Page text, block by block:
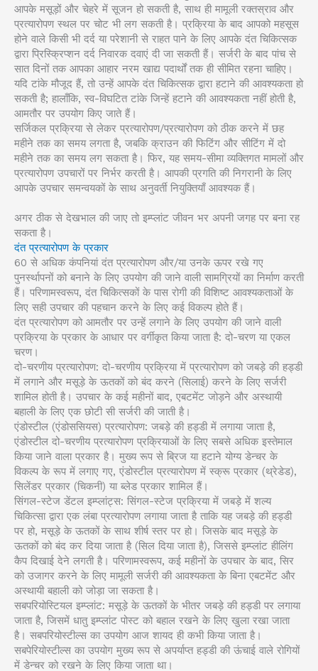
आपके मसूड़ों और चेहरे में सूजन हो सकती है, साथ ही मामूली रक्तस्राव और
प्रत्यारोपण स्थल पर चोट भी लग सकती है। प्रक्रिया के बाद आपको महसूस
होने वाले किसी भी दर्द या परेशानी से राहत पाने के लिए आपके दंत चिकित्सक
द्वारा प्रिस्क्रिप्शन दर्द निवारक दवाएं दी जा सकती हैं। सर्जरी के बाद पांच से
सात दिनों तक आपका आहार नरम खाद्य पदार्थों तक ही सीमित रहना चाहिए।
यदि टांके मौजूद हैं, तो उन्हें आपके दंत चिकित्सक द्वारा हटाने की आवश्यकता हो
सकती है; हालाँकि, स्व-विघटित टांके जिन्हें हटाने की आवश्यकता नहीं होती है,
आमतौर पर उपयोग किए जाते हैं।
सर्जिकल प्रक्रिया से लेकर प्रत्यारोपण/प्रत्यारोपण को ठीक करने में छह
महीने तक का समय लगता है, जबकि क्राउन की फिटिंग और सीटिंग में दो
महीने तक का समय लग सकता है। फिर, यह समय-सीमा व्यक्तिगत मामलों और
प्रत्यारोपण उपचारों पर निर्भर करती है। आपकी प्रगति की निगरानी के लिए
आपके उपचार समन्वयकों के साथ अनुवर्ती नियुक्तियाँ आवश्यक हैं।
अगर ठीक से देखभाल की जाए तो इम्प्लांट जीवन भर अपनी जगह पर बना रह
सकता है।
दंत प्रत्यारोपण के प्रकार
60 से अधिक कंपनियां दंत प्रत्यारोपण और/या उनके ऊपर रखे गए
पुनर्स्थापनों को बनाने के लिए उपयोग की जाने वाली सामग्रियों का निर्माण करती
हैं। परिणामस्वरूप, दंत चिकित्सकों के पास रोगी की विशिष्ट आवश्यकताओं के
लिए सही उपचार की पहचान करने के लिए कई विकल्प होते हैं।
दंत प्रत्यारोपण को आमतौर पर उन्हें लगाने के लिए उपयोग की जाने वाली
प्रक्रिया के प्रकार के आधार पर वर्गीकृत किया जाता है: दो-चरण या एकल
चरण।
दो-चरणीय प्रत्यारोपण: दो-चरणीय प्रक्रिया में प्रत्यारोपण को जबड़े की हड्डी
में लगाने और मसूड़े के ऊतकों को बंद करने (सिलाई) करने के लिए सर्जरी
शामिल होती है। उपचार के कई महीनों बाद, एबटमेंट जोड़ने और अस्थायी
बहाली के लिए एक छोटी सी सर्जरी की जाती है।
एंडोस्टील (एंडोससियस) प्रत्यारोपण: जबड़े की हड्डी में लगाया जाता है,
एंडोस्टील दो-चरणीय प्रत्यारोपण प्रक्रियाओं के लिए सबसे अधिक इस्तेमाल
किया जाने वाला प्रकार है। मुख्य रूप से ब्रिज या हटाने योग्य डेन्चर के
विकल्प के रूप में लगाए गए, एंडोस्टील प्रत्यारोपण में स्क्रू प्रकार (थ्रेडेड),
सिलेंडर प्रकार (चिकनी) या ब्लेड प्रकार शामिल हैं।
सिंगल-स्टेज डेंटल इम्प्लांट्स: सिंगल-स्टेज प्रक्रिया में जबड़े में शल्य
चिकित्सा द्वारा एक लंबा प्रत्यारोपण लगाया जाता है ताकि यह जबड़े की हड्डी
पर हो, मसूड़े के ऊतकों के साथ शीर्ष स्तर पर हो। जिसके बाद मसूड़े के
ऊतकों को बंद कर दिया जाता है (सिल दिया जाता है), जिससे इम्प्लांट हीलिंग
कैप दिखाई देने लगती है। परिणामस्वरूप, कई महीनों के उपचार के बाद, सिर
को उजागर करने के लिए मामूली सर्जरी की आवश्यकता के बिना एबटमेंट और
अस्थायी बहाली को जोड़ा जा सकता है।
सबपरियोस्टियल इम्प्लांट: मसूड़े के ऊतकों के भीतर जबड़े की हड्डी पर लगाया
जाता है, जिसमें धातु इम्प्लांट पोस्ट को बहाल रखने के लिए खुला रखा जाता
है। सबपरियोस्टील्स का उपयोग आज शायद ही कभी किया जाता है।
सबपेरियोस्टील्स का उपयोग मुख्य रूप से अपर्याप्त हड्डी की ऊंचाई वाले रोगियों
में डेन्चर को रखने के लिए किया जाता था।